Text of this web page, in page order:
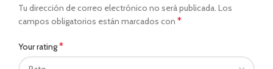
Tu dirección de correo electrónico no será publicada. Los
campos obligatorios están marcados con *
Your rating*